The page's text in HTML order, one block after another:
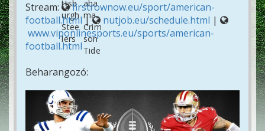
Stream:
firstrownow.eu/sport/american-
football.html| nutjob.eu/schedule.html |
www.viponlinesports.eu/sports/american-
football.html
Beharangozó: